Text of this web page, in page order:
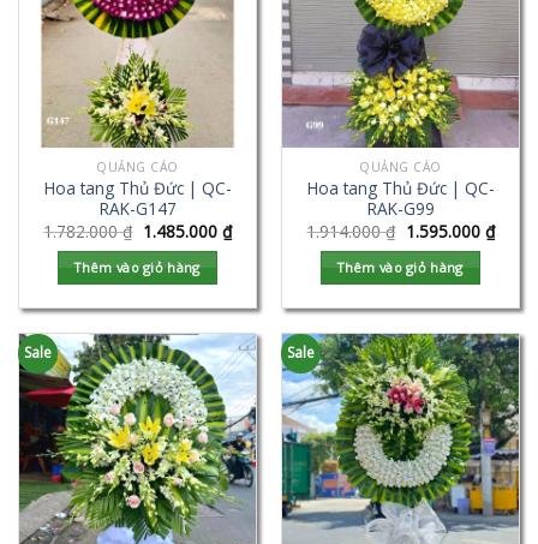
QUẢNG CÁO
Hoa tang Thủ Đức | QC-
RAK-G147
1.782.000₫ 1.485.000 ₫
Thêm vào giỏ hàng
QUẢNG CÁO
Hoa tang Thủ Đức | QC-
RAK-G99
1.914.000₫ 1.595.000 ₫
Thêm vào giỏ hàng
Sale Sale